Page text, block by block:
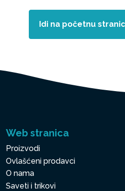
Idi na početnu
Web stranica
Proizvodi
Ovlašćeni prodavci
O nama
Saveti i trikovi